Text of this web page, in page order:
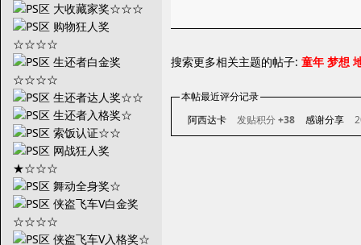
搜索更多相关主题的帖子: 童年 梦想
本帖最近评分记录
阿西达卡
发贴积分+38 感谢分享